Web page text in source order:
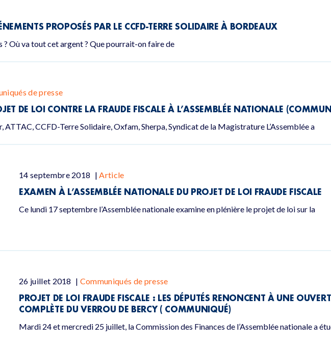
PROPOSÉS PAR LE CCFD-TERRE SOLIDAIRE À BORDEAUX
Où va tout cet argent ? Que pourrait-on faire de
de presse
DE LOI CONTRE LA FRAUDE FISCALE À L’ASSEMBLÉE NATIONALE
CCFD-Terre Solidaire, Oxfam, Sherpa, Syndicat de la Magistrature L’Assemblée a
14 septembre 2018 | Article
EXAMEN À L’ASSEMBLÉE NATIONALE DU PROJET DE LOI FRAUDE FISCALE
Ce lundi 17 septembre l’Assemblée nationale examine en plénière le projet de loi sur la
26 juillet 2018 | Communiqués de presse
PROJET DE LOI FRAUDE FISCALE : LES DÉPUTÉS RENONCENT À UNE
COMPLÈTE DU VERROU DE BERCY ( COMMUNIQUÉ)
Mardi 24 et mercredi 25 juillet, la Commission des Finances de l’Assemblée nationale a